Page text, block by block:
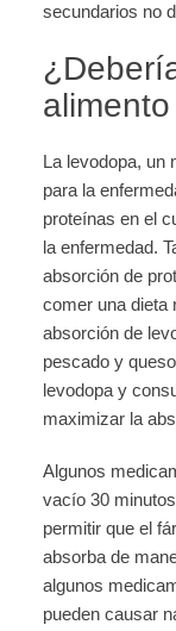
secundarios no
La levodopa, un
para la
proteínas en el
la enfermedad.
absorción de
comer una dieta
absorción de
pescado y
levodopa y
maximizar la
Algunos
vacío 30
permitir que el
absorba de
algunos
pueden causar